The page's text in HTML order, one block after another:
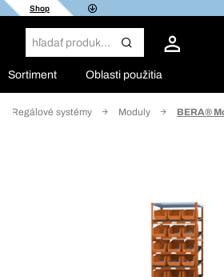
Shop
Sortiment Oblasti použitia
Regálové systémy Moduly BERA®